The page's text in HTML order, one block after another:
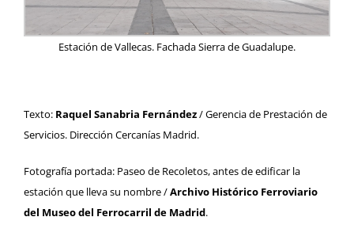
Estación de Vallecas. Fachada Sierra de Guadalupe.
Texto: Raquel Sanabria Fernández/ Gerencia de Prestación de
Servicios. Dirección Cercanías Madrid.
Fotografía portada: Paseo de Recoletos, antes de edificar la
estación que lleva su nombre /Archivo Histórico Ferroviario
del Museo del Ferrocarril de Madrid.